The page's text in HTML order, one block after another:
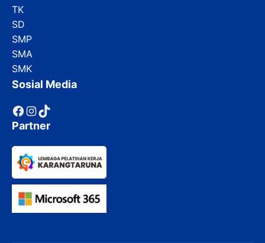
TK
SD
SMP
SMA
SMK
Sosial Media
Facebook
Instagram
TikTok
Partner